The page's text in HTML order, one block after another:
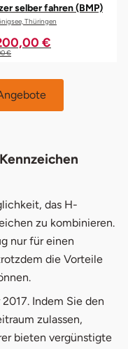
selber fahren (BMP)
Thüringen
€
€
das H-
zu kombinieren.
nur für einen
die Vorteile
Indem Sie den
zulassen,
bieten vergünstigte